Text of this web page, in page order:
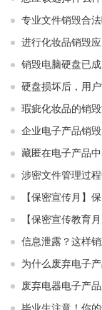
专业文件销毁合法
进行化妆品销毁
销毁电脑硬盘已
硬盘损坏后，用
瑕疵化妆品的销
企业电子产品销
藏匿在电子产品
涉密文件管理过
【保密宣传月】
【保密宣传教育
信息泄露？这样
为什么废弃电子
废弃电器电子产